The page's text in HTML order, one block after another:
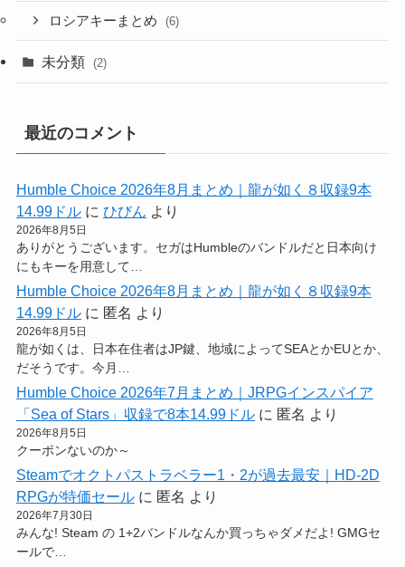
ロシアキーまとめ (6)
未分類 (2)
最近のコメント
Humble Choice 2026年8月まとめ｜龍が如く８収録9本
14.99ドルに ひびん より
2026年8月5日
ありがとうございます。セガはHumbleのバンドルだと日本向け
にもキーを用意して…
Humble Choice 2026年8月まとめ｜龍が如く８収録9本
14.99ドルに 匿名 より
2026年8月5日
龍が如くは、日本在住者はJP鍵、地域によってSEAとかEUとか、
だそうです。今月…
Humble Choice 2026年7月まとめ｜JRPGインスパイア
「Sea of Stars」収録で8本14.99ドルに 匿名 より
2026年8月5日
クーポンないのか～
Steamでオクトパストラベラー1・2が過去最安｜HD-2D
RPGが特価セールに 匿名 より
2026年7月30日
みんな! Steam の 1+2バンドルなんか買っちゃダメだよ! GMGセ
ールで…